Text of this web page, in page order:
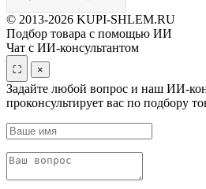
© 2013-2026 KUPI-SHLEM.RU
Подбор товара с помощью ИИ
Чат с ИИ-консультантом
⛶ ×
Задайте любой вопрос и наш ИИ-
проконсультирует вас по подбору